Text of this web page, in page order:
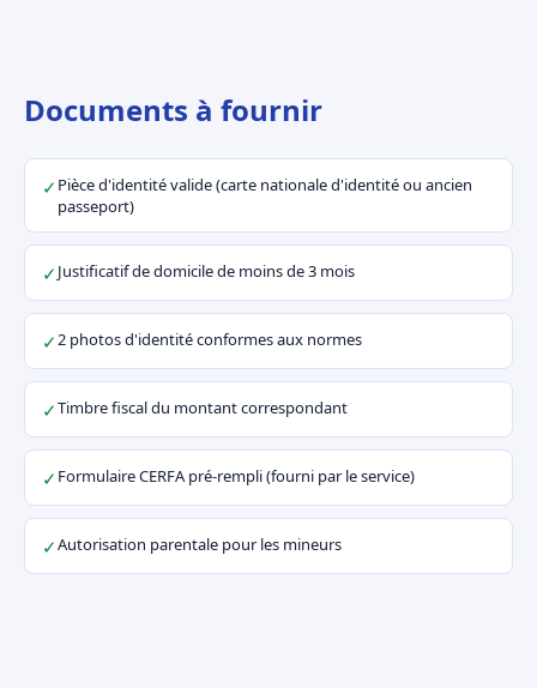
Documents à fournir
✓ Pièce d'identité valide (carte nationale d'identité ou ancien
passeport)
✓Justificatif de domicile de moins de 3 mois
✓2 photos d'identité conformes aux normes
✓Timbre fiscal du montant correspondant
✓ Formulaire CERFA pré-rempli (fourni par le service)
✓Autorisation parentale pour les mineurs